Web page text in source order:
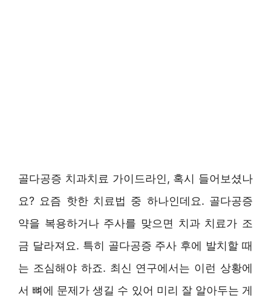
골다공증 치과치료 가이드라인, 혹시 들어보셨나
요? 요즘 핫한 치료법 중 하나인데요. 골다공증
약을 복용하거나 주사를 맞으면 치과 치료가 조
금 달라져요. 특히 골다공증 주사 후에 발치할 때
는 조심해야 하죠. 최신 연구에서는 이런 상황에
서 뼈에 문제가 생길 수 있어 미리 잘 알아두는 게